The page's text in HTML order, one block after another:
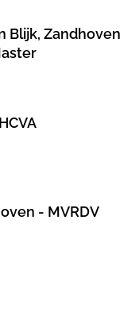
Blijk, Zandhoven
- MVRDV